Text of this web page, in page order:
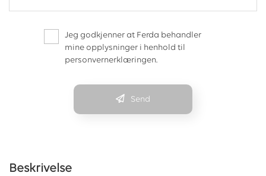
Jeg godkjenner at Ferda behandler
mine opplysninger i henhold til
personvernerklæringen.
Send
Beskrivelse